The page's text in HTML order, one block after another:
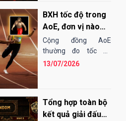
BXH tốc độ trong
AoE, đơn vị nào
"chạy" nhanh
nhất?
Cộng đồng AoE
thường đo tốc độ
chạy của các đơn vị
13/07/2026
Tổng hợp toàn bộ
kết quả giải đấu